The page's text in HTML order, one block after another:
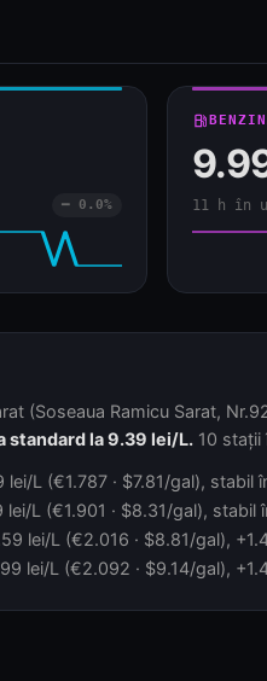
━ 0.0%
local_gas_station
11 h în
(Soseaua Ramicu Sarat,
standard la 9.39 lei/L. 10 stații
L (€1.787 · $7.81/gal), stabil
L (€1.901 · $8.31/gal),
lei/L (€2.016 · $8.81/gal),
lei/L (€2.092 · $9.14/gal),